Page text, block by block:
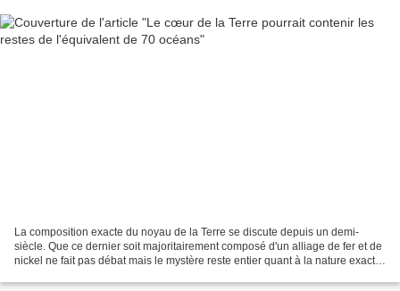
La composition exacte du noyau de la Terre se discute depuis un demi-
siècle. Que ce dernier soit majoritairement composé d'un alliage de fer et de
nickel ne fait pas débat mais le mystère reste entier quant à la nature exacte